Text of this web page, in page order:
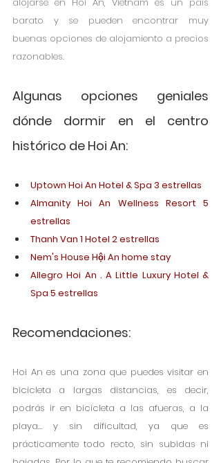
barato y se pueden encontrar muy
buenas opciones de alojamiento a precios
razonables.
Algunas opciones geniales
dónde dormir en el centro
histórico de Hoi An:
Uptown Hoi An Hotel & Spa 3 estrellas
Almanity Hoi An Wellness Resort 5
estrellas
Thanh Van 1 Hotel 2 estrellas
Nem's House Hội An home stay
Allegro Hoi An . A Little Luxury Hotel &
Spa 5 estrellas
Recomendaciones:
Hoi An es una zona que puedes visitar en
bicicleta a largas distancias, es decir,
podrás ir en bicicleta a las afueras, a la
playa… y sin dificultad, ya que es
prácticamente todo recto, sin subidas ni